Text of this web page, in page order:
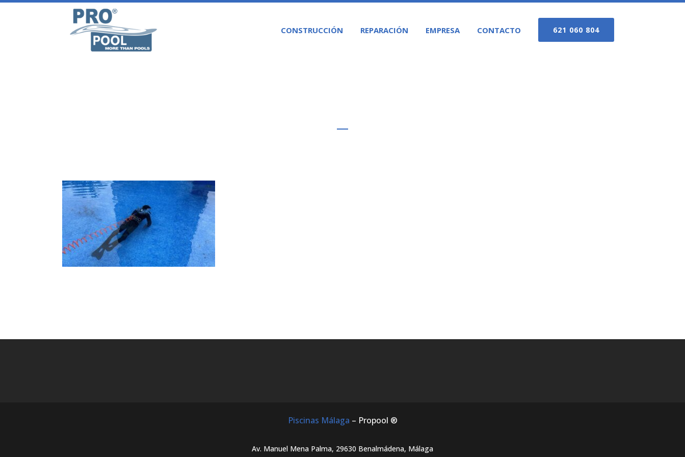
621 060 804
CONSTRUCCIÓN REPARACIÓN EMPRESA CONTACTO
Piscinas Málaga – Propool ®
Av. Manuel Mena Palma, 29630 Benalmádena, Málaga